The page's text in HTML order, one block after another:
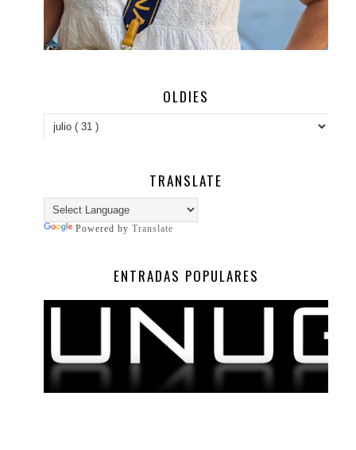
OLDIES
TRANSLATE
Powered by Translate
ENTRADAS POPULARES